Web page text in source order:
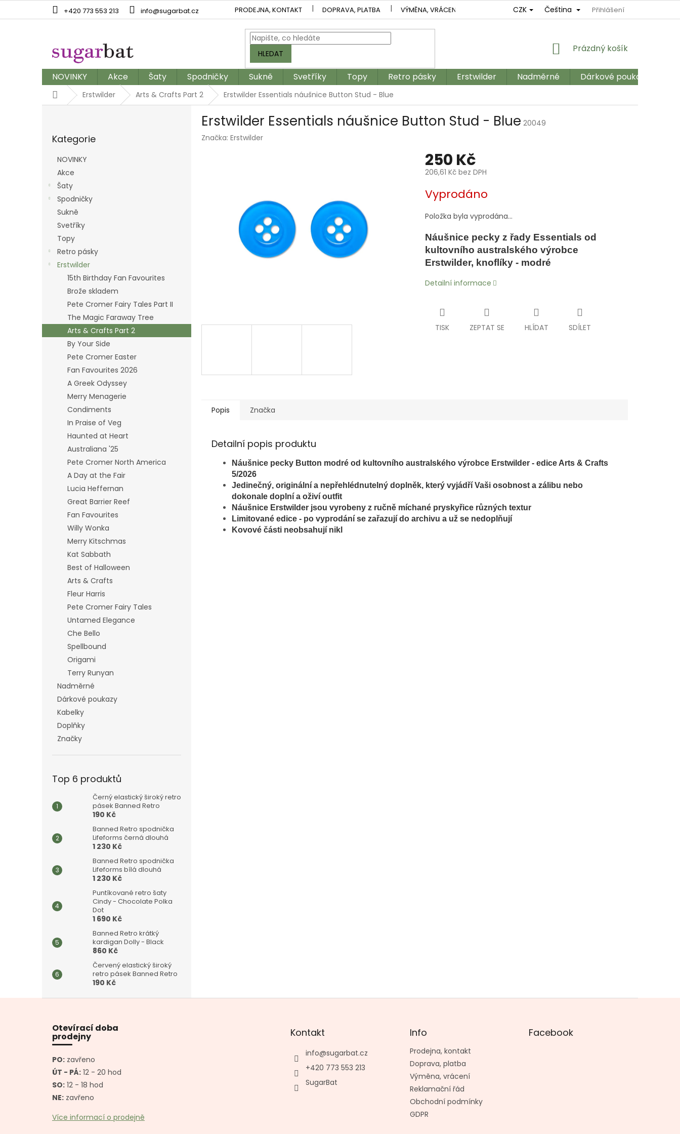
+420 773 553 213 info@sugarbat.cz PRODEJNA, KONTAKT DOPRAVA, PLATBA VÝMĚNA, VRÁCENÍ REKLAMAČNÍ ŘÁD OBCHODNÍ PODMÍNKY
CZK Čeština Přihlášení
HLEDAT
NÁKUPNÍ
Prázdný košík
NOVINKY Akce Šaty Spodničky Sukně Svetříky Topy Retro pásky Erstwilder Nadměrné Dárkové poukazy
DomůErstwilder Arts & Crafts Part 2 Erstwilder Essentials náušnice Button Stud - Blue
kategorie
Kategorie
NOVINKY
Akce
Šaty
Spodničky
Sukně
Svetříky
Topy
Retro pásky
Erstwilder
15th Birthday Fan Favourites
Brože skladem
Pete Cromer Fairy Tales Part II
The Magic Faraway Tree
Arts & Crafts Part 2
By Your Side
Pete Cromer Easter
Fan Favourites 2026
A Greek Odyssey
Merry Menagerie
Condiments
In Praise of Veg
Haunted at Heart
Australiana '25
Pete Cromer North America
A Day at the Fair
Lucia Heffernan
Great Barrier Reef
Fan Favourites
Willy Wonka
Merry Kitschmas
Kat Sabbath
Best of Halloween
Arts & Crafts
Fleur Harris
Pete Cromer Fairy Tales
Untamed Elegance
Che Bello
Spellbound
Origami
Terry Runyan
Nadměrné
Dárkové poukazy
Kabelky
Doplňky
Značky
Top 6 produktů
Černý elastický široký retro
pásek Banned Retro
190 Kč
Banned Retro spodnička
Lifeforms černá dlouhá
1 230 Kč
Banned Retro spodnička
Lifeforms bílá dlouhá
1 230 Kč
Puntíkované retro šaty
Cindy - Chocolate Polka
Dot
1 690 Kč
Banned Retro krátký
kardigan Dolly - Black
860 Kč
Červený elastický široký
retro pásek Banned Retro
190 Kč
Erstwilder Essentials náušnice Button Stud - Blue 20049
Značka: Erstwilder
250 Kč
206,61 Kč bez DPH
cena:
Vyprodáno
Položka byla vyprodána…
Náušnice pecky z řady Essentials od
kultovního australského výrobce
Erstwilder, knoflíky - modré
Detailní informace
TISK ZEPTAT SE HLÍDAT SDÍLET
Popis Značka
Detailní popis produktu
Náušnice pecky Button modré od kultovního australského výrobce Erstwilder - edice Arts & Crafts
5/2026
Jedinečný, originální a nepřehlédnutelný doplněk, který vyjádří Vaši osobnost a zálibu nebo
dokonale doplní a oživí outfit
Náušnice Erstwilder jsou vyrobeny z ručně míchané pryskyřice různých textur
Limitované edice - po vyprodání se zařazují do archivu a už se nedoplňují
Kovové části neobsahují nikl
Otevírací doba
prodejny
PO: zavřeno
ÚT - PÁ: 12 - 20 hod
SO: 12 - 18 hod
NE: zavřeno
Více informací o prodejně
Kontakt
info@sugarbat.cz
+420 773 553 213
SugarBat
Info
Prodejna, kontakt
Doprava, platba
Výměna, vrácení
Reklamační řád
Obchodní podmínky
GDPR
Facebook